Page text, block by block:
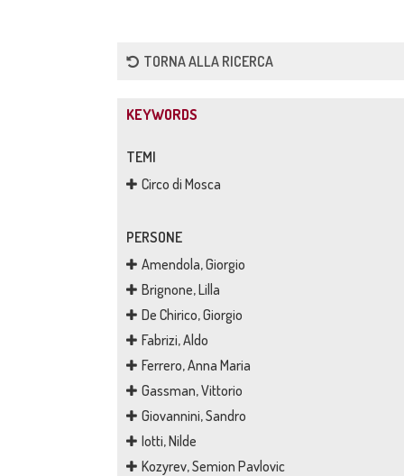
TORNA ALLA RICERCA
KEYWORDS
TEMI
Circo di Mosca
PERSONE
Amendola, Giorgio
Brignone, Lilla
De Chirico, Giorgio
Fabrizi, Aldo
Ferrero, Anna Maria
Gassman, Vittorio
Giovannini, Sandro
Iotti, Nilde
Kozyrev, Semion Pavlovic